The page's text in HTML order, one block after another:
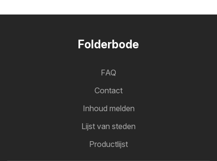
Folderbode
FAQ
Contact
Inhoud melden
Lijst van steden
Productlijst